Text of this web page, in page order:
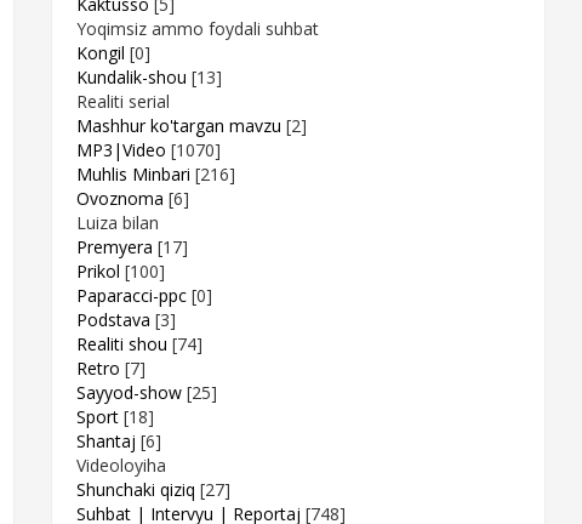
Yoqimsiz ammo foydali suhbat
Kongil [0]
Kundalik-shou [13]
Realiti serial
Mashhur ko'targan mavzu [2]
MP3|Video [1070]
Muhlis Minbari [216]
Ovoznoma [6]
Luiza bilan
Premyera [17]
Prikol [100]
Paparacci-ppc [0]
Podstava [3]
Realiti shou [74]
Retro [7]
Sayyod-show [25]
Sport [18]
Shantaj [6]
Videoloyiha
Shunchaki qiziq [27]
Suhbat | Intervyu | Reportaj [748]